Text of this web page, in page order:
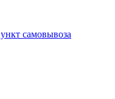
самовывоза